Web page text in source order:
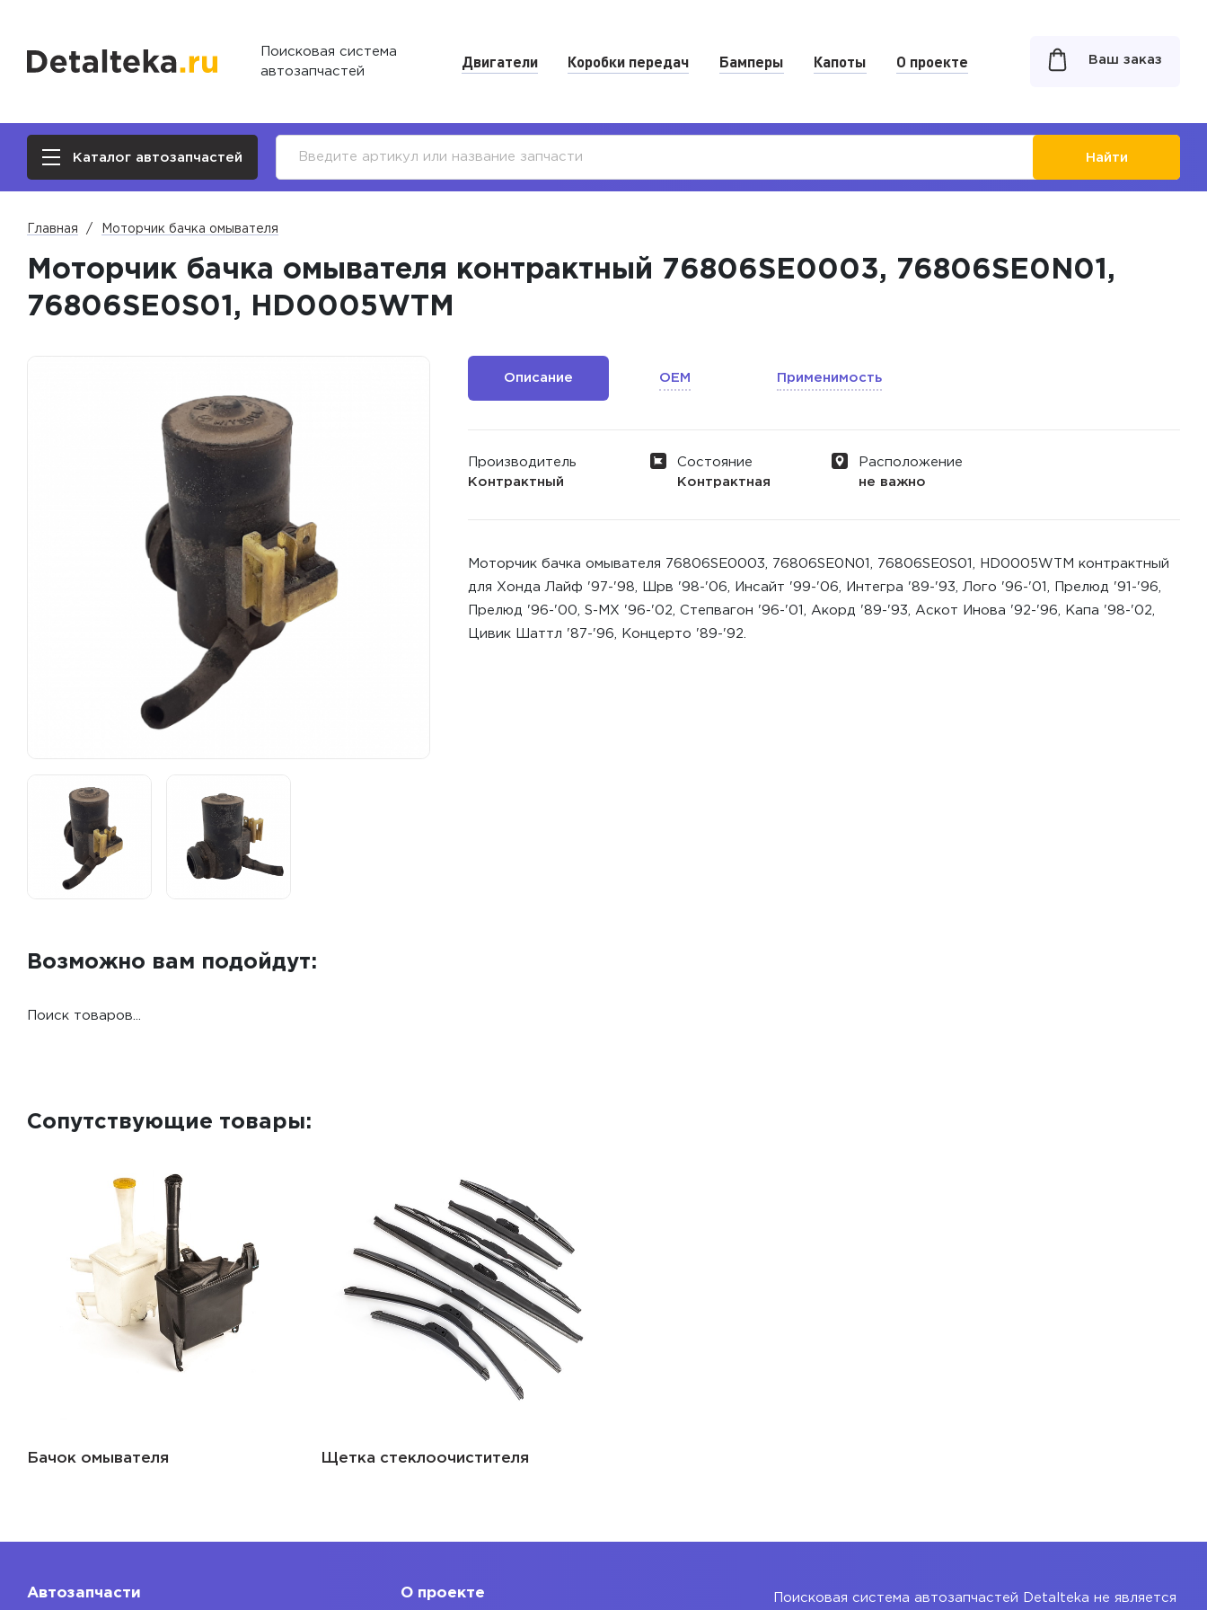
Поисковая система
автозапчастей
Двигатели Коробки передач Бамперы Капоты О проекте Ваш заказ
Каталог автозапчастей Найти
Главная Моторчик бачка омывателя
Моторчик бачка омывателя контрактный 76806SE0003, 76806SE0N01,
76806SE0S01, HD0005WTM
Описание OEM Применимость
Производитель
Контрактный
Состояние
Контрактная
Расположение
не важно
Моторчик бачка омывателя 76806SE0003, 76806SE0N01, 76806SE0S01, HD0005WTM контрактный
для Хонда Лайф '97-'98, Шрв '98-'06, Инсайт '99-'06, Интегра '89-'93, Лого '96-'01, Прелюд '91-'96,
Прелюд '96-'00, S-MX '96-'02, Степвагон '96-'01, Акорд '89-'93, Аскот Инова '92-'96, Капа '98-'02,
Цивик Шаттл '87-'96, Концерто '89-'92.
Возможно вам подойдут:
Поиск товаров...
Сопутствующие товары:
Бачок омывателя Щетка стеклоочистителя
Автозапчасти О проекте Поисковая система автозапчастей Detalteka не является